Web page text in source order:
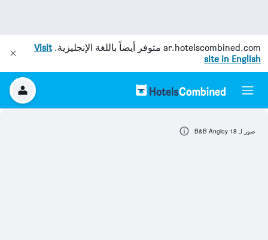
ar.hotelscombined.com متوفر أيضاً باللغة الإنجليزية.Visit
site in English
صور لـ B&B Angioy 18